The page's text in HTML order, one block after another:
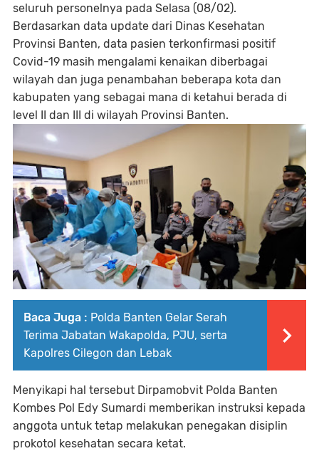
seluruh personelnya pada Selasa (08/02).
Berdasarkan data update dari Dinas Kesehatan
Provinsi Banten, data pasien terkonfirmasi positif
Covid-19 masih mengalami kenaikan diberbagai
wilayah dan juga penambahan beberapa kota dan
kabupaten yang sebagai mana di ketahui berada di
level II dan III di wilayah Provinsi Banten.
Baca Juga : Polda Banten Gelar Serah
Terima Jabatan Wakapolda, PJU, serta
Kapolres Cilegon dan Lebak
Menyikapi hal tersebut Dirpamobvit Polda Banten
Kombes Pol Edy Sumardi memberikan instruksi kepada
anggota untuk tetap melakukan penegakan disiplin
prokotol kesehatan secara ketat.